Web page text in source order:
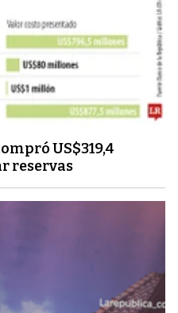
US$319,4
reservas